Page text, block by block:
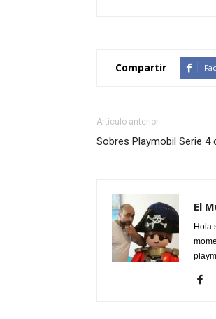
Compartir
Artículo anterior
Sobres Playmobil Serie 4
El
Hola